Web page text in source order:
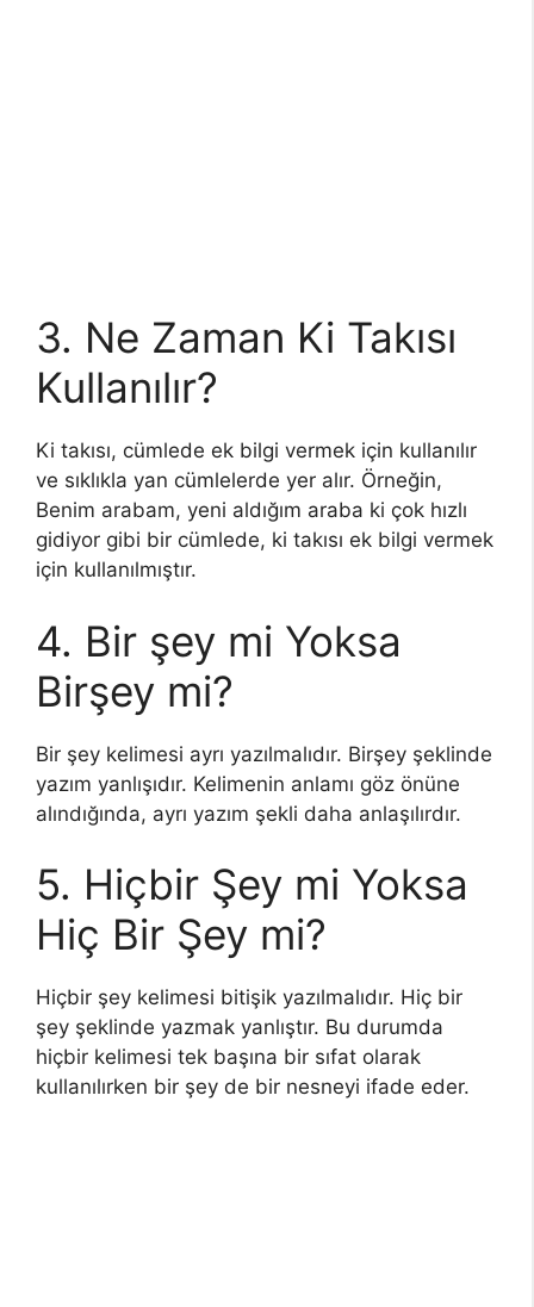
3. Ne Zaman Ki Takısı
Kullanılır?
Ki takısı, cümlede ek bilgi vermek için kullanılır
ve sıklıkla yan cümlelerde yer alır. Örneğin,
Benim arabam, yeni aldığım araba ki çok hızlı
gidiyor gibi bir cümlede, ki takısı ek bilgi vermek
için kullanılmıştır.
4. Bir şey mi Yoksa
Birşey mi?
Bir şey kelimesi ayrı yazılmalıdır. Birşey şeklinde
yazım yanlışıdır. Kelimenin anlamı göz önüne
alındığında, ayrı yazım şekli daha anlaşılırdır.
5. Hiçbir Şey mi Yoksa
Hiç Bir Şey mi?
Hiçbir şey kelimesi bitişik yazılmalıdır. Hiç bir
şey şeklinde yazmak yanlıştır. Bu durumda
hiçbir kelimesi tek başına bir sıfat olarak
kullanılırken bir şey de bir nesneyi ifade eder.